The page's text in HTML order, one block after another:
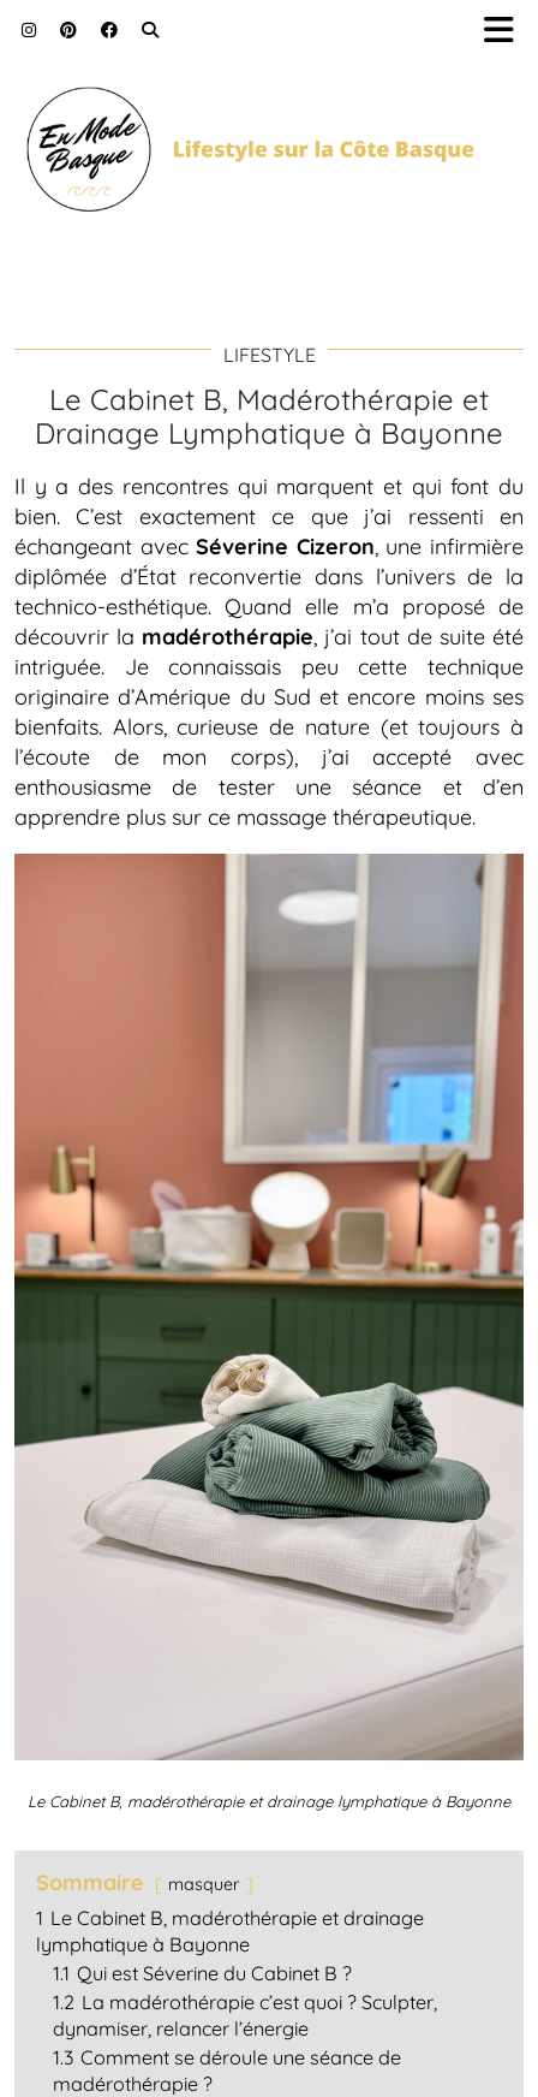
LIFESTYLE
Le Cabinet B, Madérothérapie et
Drainage Lymphatique à Bayonne
Il y a des rencontres qui marquent et qui font du
bien. C’est exactement ce que j’ai ressenti en
échangeant avecSéverine Cizeron , une infirmière
diplômée d’État reconvertie dans l’univers de la
technico-esthétique. Quand elle m’a proposé de
découvrir la madérothérapie , j’ai tout de suite été
intriguée. Je connaissais peu cette technique
originaire d’Amérique du Sud et encore moins ses
bienfaits. Alors, curieuse de nature (et toujours à
l’écoute de mon corps), j’ai accepté avec
enthousiasme de tester une séance et d’en
apprendre plus sur ce massage thérapeutique.
Le Cabinet B, madérothérapie et drainage lymphatique à Bayonne
Sommaire masquer
1 Le Cabinet B, madérothérapie et drainage
lymphatique à Bayonne
1.1 Qui est Séverine du Cabinet B ?
1.2 La madérothérapie c’est quoi ? Sculpter,
dynamiser, relancer l’énergie
1.3 Comment se déroule une séance de
madérothérapie ?